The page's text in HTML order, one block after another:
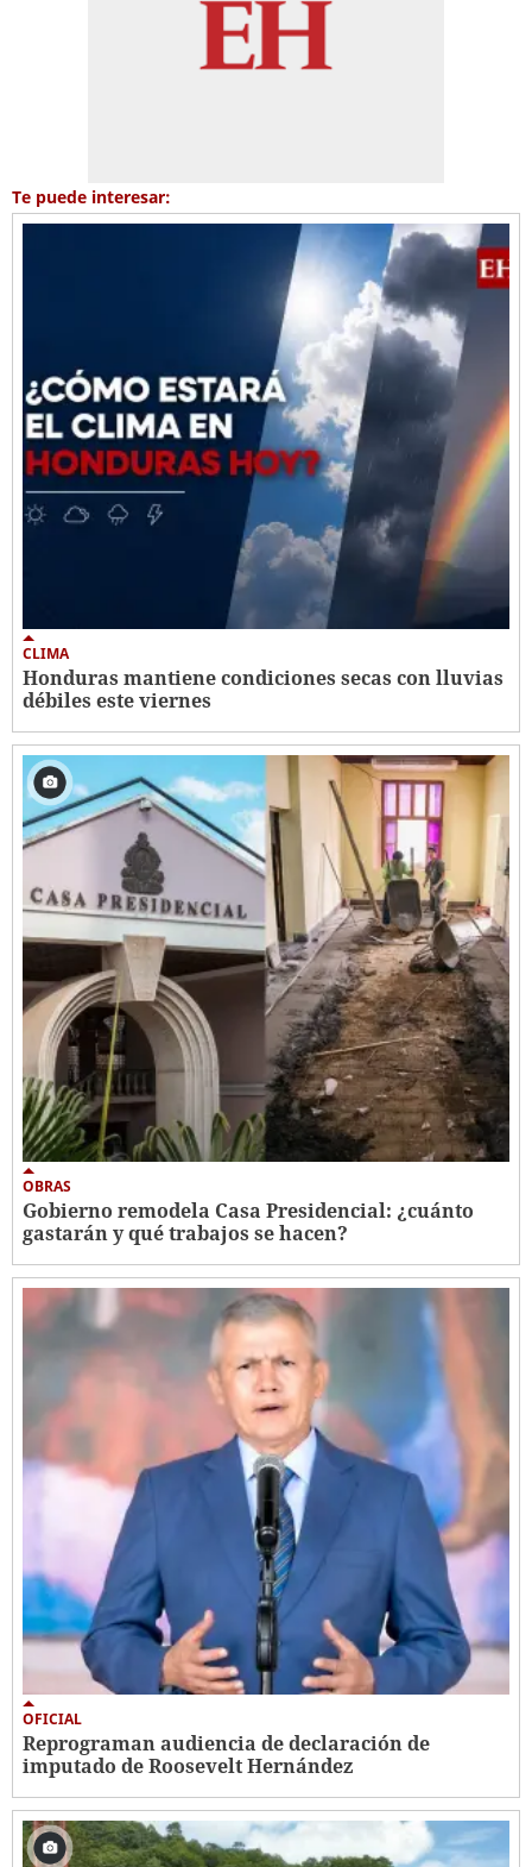
Te puede interesar:
CLIMA
Honduras mantiene condiciones secas con lluvias
débiles este viernes
OBRAS
Gobierno remodela Casa Presidencial: ¿cuánto
gastarán y qué trabajos se hacen?
OFICIAL
Reprograman audiencia de declaración de
imputado de Roosevelt Hernández